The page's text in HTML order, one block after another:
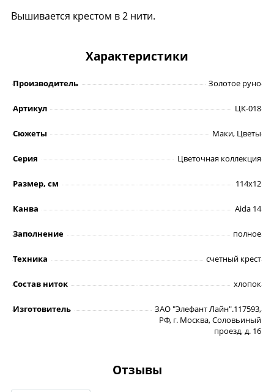
Вышивается крестом в 2 нити.
Характеристики
Производитель Золотое руно
Артикул ЦК-018
Сюжеты Маки, Цветы
Серия Цветочная коллекция
Размер, см 114х12
Канва Aida 14
Заполнение полное
Техника счетный крест
Состав ниток хлопок
Изготовитель
ЗАО "Элефант Лайн".117593,
РФ, г. Москва, Соловьиный
проезд, д. 16
Отзывы